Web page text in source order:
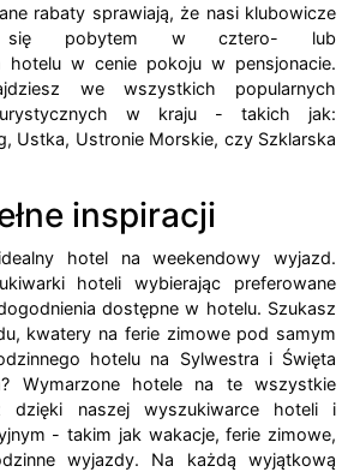
rabaty sprawiają, że nasi klubowicze
się pobytem w cztero- lub
hotelu w cenie pokoju w pensjonacie.
we wszystkich popularnych
turystycznych w kraju - takich jak:
Ustka, Ustronie Morskie, czy Szklarska
inspiracji
hotel na weekendowy wyjazd.
hoteli wybierając preferowane
dostępne w hotelu. Szukasz
kwatery na ferie zimowe pod samym
hotelu na Sylwestra i Święta
Wymarzone hotele na te wszystkie
dzięki naszej wyszukiwarce hoteli i
- takim jak wakacje, ferie zimowe,
wyjazdy. Na każdą wyjątkową